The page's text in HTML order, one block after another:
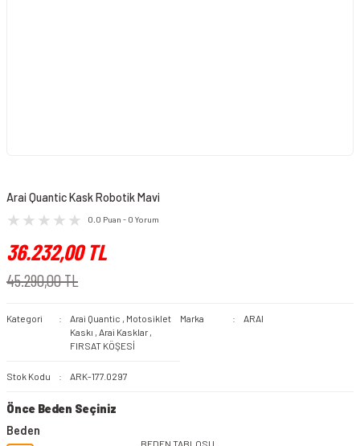
Arai Quantic Kask Robotik Mavi
0.0 Puan - 0 Yorum
36.232,00 TL
45.290,00 TL
Kategori Arai Quantic , Motosiklet
Kaskı , Arai Kasklar ,
FIRSAT KÖŞESİ
Marka ARAI
Stok Kodu ARK-177.0297
Önce Beden Seçiniz
Beden
BEDEN TABLOSU